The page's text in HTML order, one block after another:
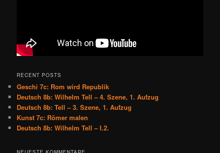
RECENT POSTS
Geschi 7c: Rom wird Republik
Deutsch 8b: Wilhelm Tell – 4. Szene, 1. Aufzug
Deutsch 8b: Tell – 3. Szene, 1. Aufzug
Kunst 7c: Römer malen
Deutsch 8b: Wilhelm Tell – I.2.